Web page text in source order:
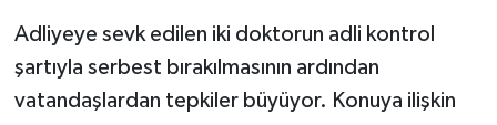
Adliyeye sevk edilen iki doktorun adli kontrol
şartıyla serbest bırakılmasının ardından
vatandaşlardan tepkiler büyüyor. Konuya ilişkin